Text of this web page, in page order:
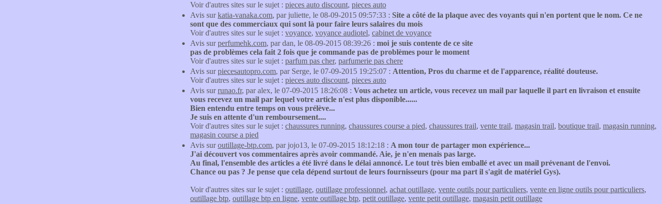
Voir d'autres sites sur le sujet : pieces auto discount, pieces auto
Avis surkatia-vanaka.com, par juliette, le 08-09-2015 09:57:33 : Site a côté de la plaque avec des voyants qui n'en portent que le nom. Ce ne
sont que des commerciaux qui sont là pour faire leurs salaires du mois
Voir d'autres sites sur le sujet : voyance, voyance audiotel, cabinet de voyance
Avis surperfumehk.com, par dan, le 08-09-2015 08:39:26 : moi je suis contente de ce site
pas de problèmes cela fait 2 fois que je commande pas de problèmes pour le moment
Voir d'autres sites sur le sujet : parfum pas cher, parfumerie pas chere
Avis surpiecesautopro.com, par Serge, le 07-09-2015 19:25:07 : Attention, Pros du charme et de l'apparence, réalité douteuse.
Voir d'autres sites sur le sujet : pieces auto discount, pieces auto
Avis surrunao.fr, par alex, le 07-09-2015 18:26:08 : Vous achetez un article, vous recevez un mail par laquelle il part en livraison et ensuite
vous recevez un mail par lequel votre article n'est plus disponible......
Bien entendu entre temps on vous prélève...
Je suis en attente d'un remboursement....
Voir d'autres sites sur le sujet : chaussures running, chaussures course a pied, chaussures trail, vente trail, magasin trail, boutique trail, magasin running,
magasin course a pied
Avis suroutillage-btp.com, par jojo13, le 07-09-2015 18:12:18 : A mon tour de partager mon expérience...
J'ai découvert vos commentaires après avoir commandé. Aie, je n'en menais pas large.
Au final, l'ensemble des articles a été livré dans le délai annoncé. Le tout très bien emballé et avec un mail prévenant de l'envoi.
Chance ou pas ? Je pense que cela dépend surtout de leurs fournisseurs (pour ma part il s'agit de matériel Gys).
Voir d'autres sites sur le sujet : outillage, outillage professionnel, achat outillage, vente outils pour particuliers, vente en ligne outils pour particuliers,
outillage btp, outillage btp en ligne, vente outillage btp, petit outillage, vente petit outillage, magasin petit outillage